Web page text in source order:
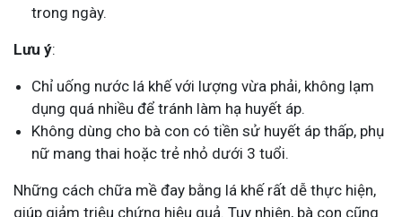
trong ngày.
Lưu ý:
Chỉ uống nước lá khế với lượng vừa phải, không lạm
dụng quá nhiều để tránh làm hạ huyết áp.
Không dùng cho bà con có tiền sử huyết áp thấp, phụ
nữ mang thai hoặc trẻ nhỏ dưới 3 tuổi.
Những cách chữa mề đay bằng lá khế rất dễ thực hiện,
giúp giảm triệu chứng hiệu quả. Tuy nhiên, bà con cũng